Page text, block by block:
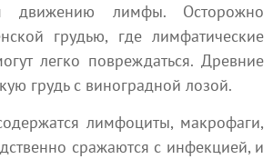
движению лимфы. Осторожно
грудью, где лимфатические
легко повреждаться. Древние
грудь с виноградной лозой.
лимфоциты, макрофаги,
сражаются с инфекцией, и